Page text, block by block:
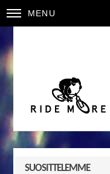
MENU
SUOSITTELEMME